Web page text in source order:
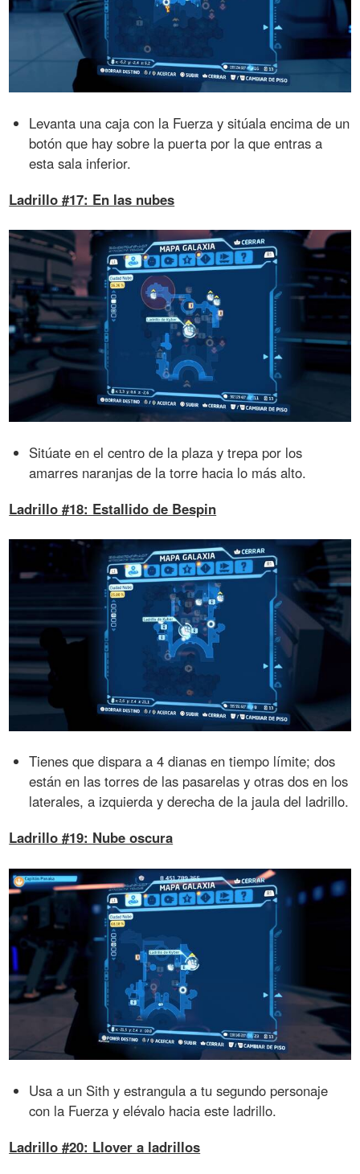
Levanta una caja con la Fuerza y sitúala encima de un
botón que hay sobre la puerta por la que entras a
esta sala inferior.
Ladrillo #17: En las nubes
Sitúate en el centro de la plaza y trepa por los
amarres naranjas de la torre hacia lo más alto.
Ladrillo #18: Estallido de Bespin
Tienes que dispara a 4 dianas en tiempo límite; dos
están en las torres de las pasarelas y otras dos en los
laterales, a izquierda y derecha de la jaula del ladrillo.
Ladrillo #19: Nube oscura
Usa a un Sith y estrangula a tu segundo personaje
con la Fuerza y elévalo hacia este ladrillo.
Ladrillo #20: Llover a ladrillos